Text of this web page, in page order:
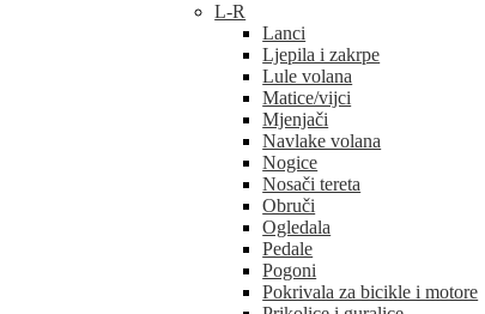
L-R
Lanci
Ljepila i zakrpe
Lule volana
Matice/vijci
Mjenjači
Navlake volana
Nogice
Nosači tereta
Obruči
Ogledala
Pedale
Pogoni
Pokrivala za bicikle i motore